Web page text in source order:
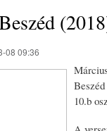
08 09:36
10.b